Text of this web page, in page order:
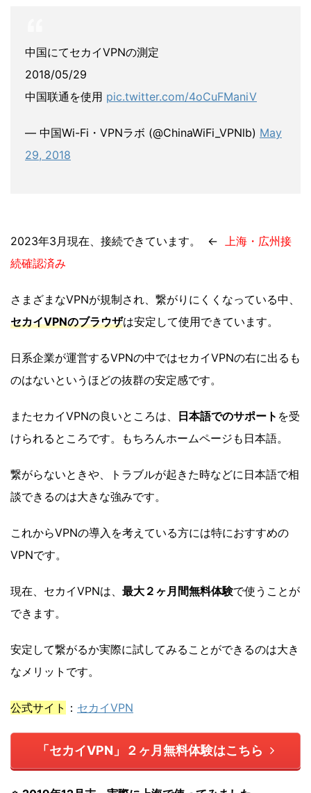
中国にてセカイVPNの測定
2018/05/29
中国联通を使用 pic.twitter.com/4oCuFManiV
— 中国Wi-Fi・VPNラボ (@ChinaWiFi_VPNlb) May
29, 2018
2023年3月現在、接続できています。 ← 上海・広州接
続確認済み
さまざまなVPNが規制され、繋がりにくくなっている中、
セカイVPNのブラウザは安定して使用できています。
日系企業が運営するVPNの中ではセカイVPNの右に出るも
のはないというほどの抜群の安定感です。
またセカイVPNの良いところは、 日本語でのサポート を受
けられるところです。もちろんホームページも日本語。
繋がらないときや、トラブルが起きた時などに日本語で相
談できるのは大きな強みです。
これからVPNの導入を考えている方には特におすすめの
VPNです。
現在、セカイVPNは、 最大２ヶ月間無料体験で使うことが
できます。
安定して繋がるか実際に試してみることができるのは大き
なメリットです。
公式サイト ： セカイVPN
「セカイVPN」２ヶ月無料体験はこちら